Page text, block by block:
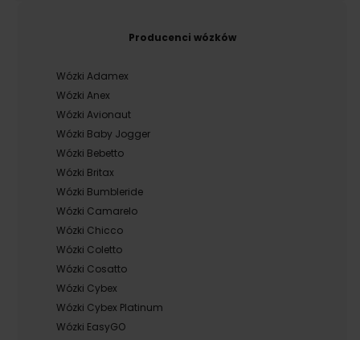
Producenci wózków
Wózki Adamex
Wózki Anex
Wózki Avionaut
Wózki Baby Jogger
Wózki Bebetto
Wózki Britax
Wózki Bumbleride
Wózki Camarelo
Wózki Chicco
Wózki Coletto
Wózki Cosatto
Wózki Cybex
Wózki Cybex Platinum
Wózki EasyGO